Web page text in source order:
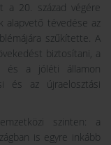
a 20. század végére
alapvető tévedése az
szűkítette. A
biztosítani, a
és a jóléti államon
és az újraelosztási
szinten: a
is egyre inkább